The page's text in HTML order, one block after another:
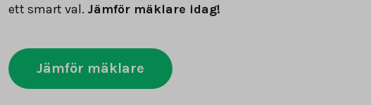
ett smart val. Jämför mäklare idag!
Jämför mäklare